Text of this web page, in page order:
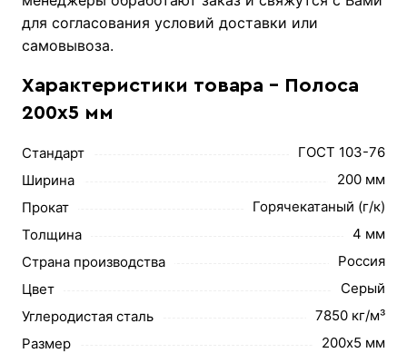
для согласования условий доставки или
самовывоза.
Характеристики товара - Полоса
200х5 мм
Стандарт
ГОСТ 103-76
Ширина
200 мм
Прокат
Горячекатаный (г/к)
Толщина
4 мм
Страна производства
Россия
Цвет
Серый
Углеродистая сталь
7850 кг/м³
Размер
200х5 мм